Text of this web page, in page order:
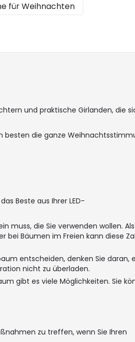
für Weihnachten
und praktische Girlanden, die
besten die ganze
Beste aus Ihrer LED-
muss, die Sie verwenden wollen.
Bäumen im Freien kann diese
entscheiden, denken Sie daran,
nicht zu überladen.
gibt es viele Möglichkeiten. Sie
zu treffen, wenn Sie Ihren